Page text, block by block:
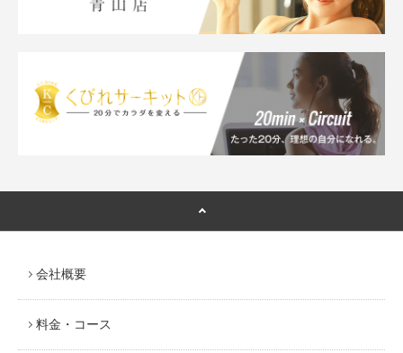
会社概要
料金・コース